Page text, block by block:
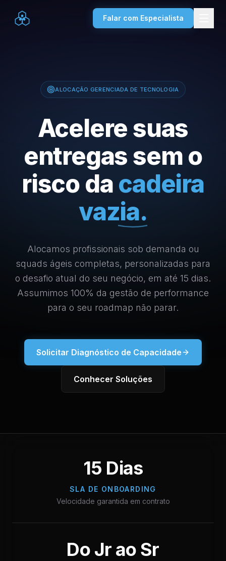
Falar com Especialista
ALOCAÇÃO GERENCIADA DE TECNOLOGIA
Acelere suas
entregas sem o
risco da cadeira
vazia.
Alocamos profissionais sob demanda ou
squads ágeis completas, personalizadas para
o desafio atual do seu negócio, em até 15 dias.
Assumimos 100% da gestão de performance
para o seu roadmap não parar.
Solicitar Diagnóstico de Capacidade
Conhecer Soluções
15 Dias
SLA DE ONBOARDING
Velocidade garantida em contrato
Do Jr ao Sr